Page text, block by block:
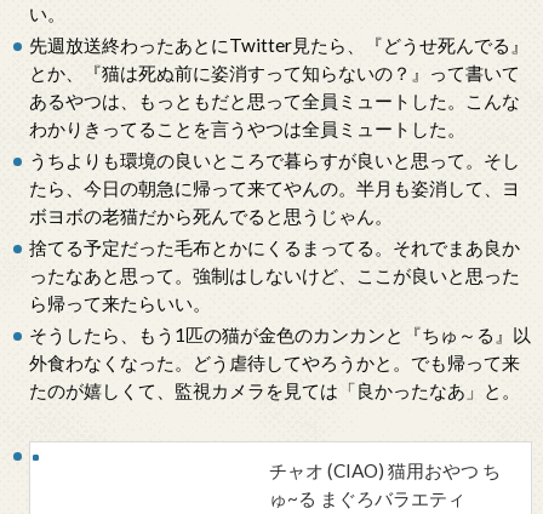
い。
先週放送終わったあとにTwitter見たら、『どうせ死んでる』
とか、『猫は死ぬ前に姿消すって知らないの？』って書いて
あるやつは、もっともだと思って全員ミュートした。こんな
わかりきってることを言うやつは全員ミュートした。
うちよりも環境の良いところで暮らすが良いと思って。そし
たら、今日の朝急に帰って来てやんの。半月も姿消して、ヨ
ボヨボの老猫だから死んでると思うじゃん。
捨てる予定だった毛布とかにくるまってる。それでまあ良か
ったなあと思って。強制はしないけど、ここが良いと思った
ら帰って来たらいい。
そうしたら、もう1匹の猫が金色のカンカンと『ちゅ～る』以
外食わなくなった。どう虐待してやろうかと。でも帰って来
たのが嬉しくて、監視カメラを見ては「良かったなあ」と。
チャオ (CIAO) 猫用おやつ ち
ゅ~る まぐろバラエティ